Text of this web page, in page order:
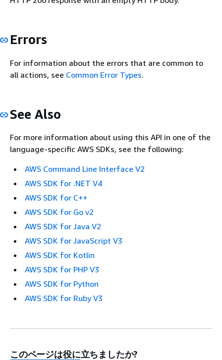
Errors
For information about the errors that are common to
all actions, see Common Error Types.
See Also
For more information about using this API in one of the
language-specific AWS SDKs, see the following:
AWS Command Line Interface V2
AWS SDK for .NET V4
AWS SDK for C++
AWS SDK for Go v2
AWS SDK for Java V2
AWS SDK for JavaScript V3
AWS SDK for Kotlin
AWS SDK for PHP V3
AWS SDK for Python
AWS SDK for Ruby V3
このページは役に立ちましたか?